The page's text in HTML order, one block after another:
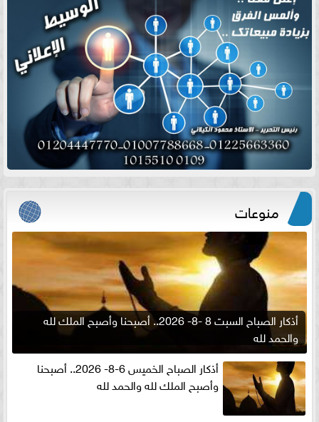
منوعات
أذكار الصباح السبت 8 -8- 2026.. أصبحنا وأصبح الملك لله
والحمد لله
أذكار الصباح الخميس 6-8- 2026.. أصبحنا
وأصبح الملك لله والحمد لله